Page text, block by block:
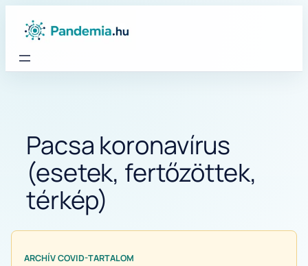
Pacsa koronavírus
(esetek, fertőzöttek,
térkép)
ARCHÍV COVID-TARTALOM